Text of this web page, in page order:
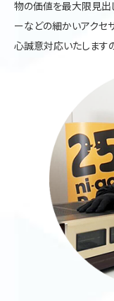
物の価値を最大限見出
ーなどの細かいアクセ
心誠意対応いたします